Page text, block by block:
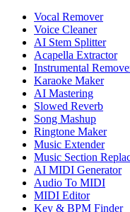
Vocal Remover
Voice Cleaner
AI Stem Splitter
Acapella Extractor
Instrumental
Karaoke Maker
AI Mastering
Slowed Reverb
Song Mashup
Ringtone Maker
Music Extender
Music Section
AI MIDI Generator
Audio To MIDI
MIDI Editor
Key & BPM Finder